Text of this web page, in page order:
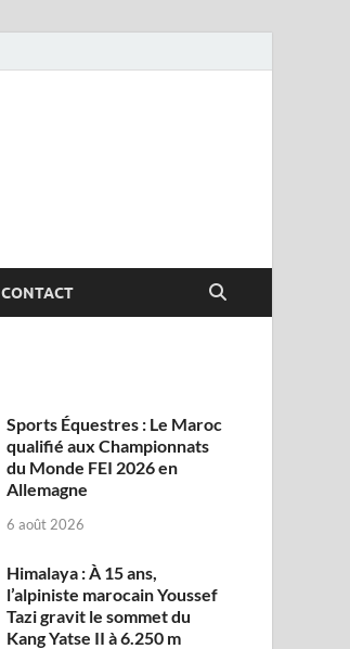
CONTACT
Sports Équestres : Le Maroc
qualifié aux Championnats
du Monde FEI 2026 en
Allemagne
6 août 2026
Himalaya : À 15 ans,
l’alpiniste marocain Youssef
Tazi gravit le sommet du
Kang Yatse II à 6.250 m